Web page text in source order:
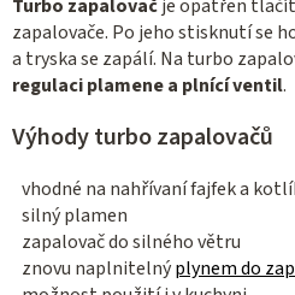
Turbo zapalovačje opatřen
zapalovače. Po jeho stisknutí se
a tryska se zapálí. Na turbo
regulaci plamene a plnící ventil.
Výhody turbo zapalovačů
vhodné na nahřívaní fajfek a
silný plamen
zapalovač do silného větru
znovu naplnitelnýplynem do